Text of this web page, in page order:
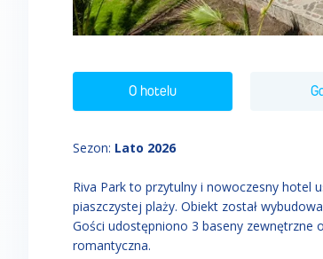
O hotelu
Sezon: Lato 2026
Riva Park to przytulny i nowoczesny hotel
piaszczystej plaży. Obiekt został
Gości udostępniono 3 baseny
romantyczna.